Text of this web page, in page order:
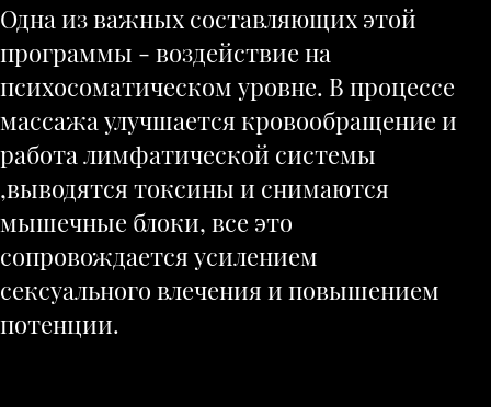
Одна из важных составляющих этой
программы - воздействие на
психосоматическом уровне. В процессе
массажа улучшается кровообращение и
работа лимфатической системы
,выводятся токсины и снимаются
мышечные блоки, все это
сопровождается усилением
сексуального влечения и повышением
потенции.